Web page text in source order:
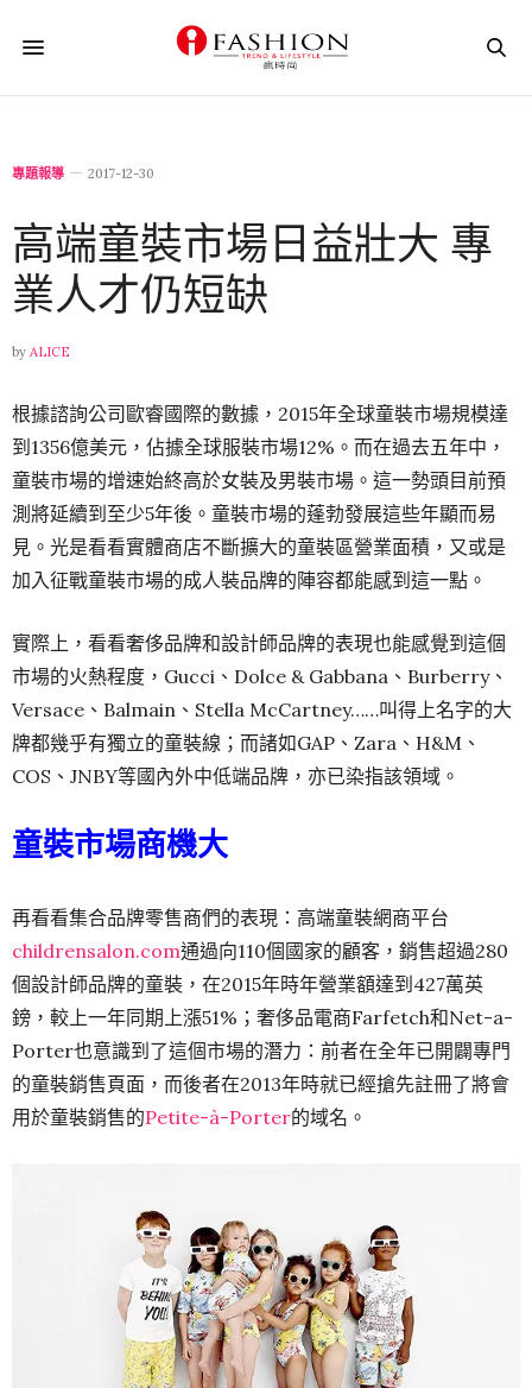
專題報導 2017-12-30
高端童裝市場日益壯大 專
業人才仍短缺
by ALICE
根據諮詢公司歐睿國際的數據，2015年全球童裝市場規模達
到1356億美元，佔據全球服裝市場12%。而在過去五年中，
童裝市場的增速始終高於女裝及男裝市場。這一勢頭目前預
測將延續到至少5年後。童裝市場的蓬勃發展這些年顯而易
見。光是看看實體商店不斷擴大的童裝區營業面積，又或是
加入征戰童裝市場的成人裝品牌的陣容都能感到這一點。
實際上，看看奢侈品牌和設計師品牌的表現也能感覺到這個
市場的火熱程度，Gucci、Dolce & Gabbana、Burberry、
Versace、Balmain、Stella McCartney……叫得上名字的大
牌都幾乎有獨立的童裝線；而諸如GAP、Zara、H&M、
COS、JNBY等國內外中低端品牌，亦已染指該領域。
童裝市場商機大
再看看集合品牌零售商們的表現：高端童裝網商平台
childrensalon.com通過向110個國家的顧客，銷售超過280
個設計師品牌的童裝，在2015年時年營業額達到427萬英
鎊，較上一年同期上漲51%；奢侈品電商Farfetch和Net-a-
Porter也意識到了這個市場的潛力：前者在全年已開闢專門
的童裝銷售頁面，而後者在2013年時就已經搶先註冊了將會
用於童裝銷售的Petite-à-Porter的域名。